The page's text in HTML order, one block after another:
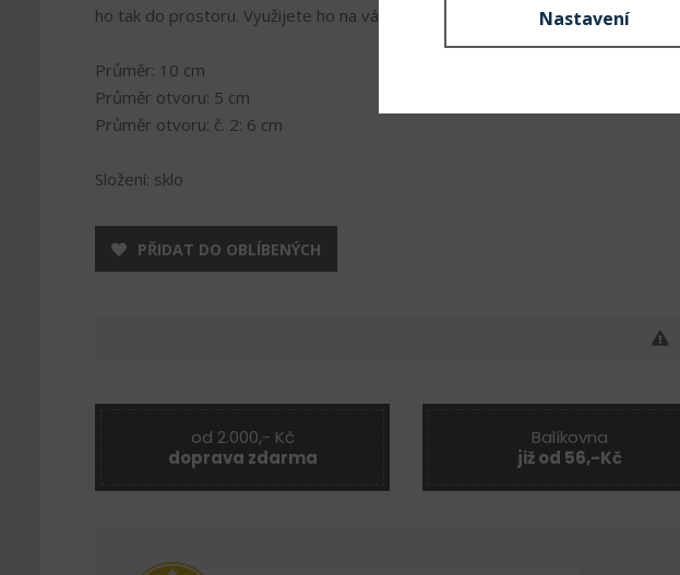
ho tak do prostoru. Využijete ho na vánoční i svatební dekorace.
Průměr: 10 cm
Průměr otvoru: 5 cm
Průměr otvoru: č. 2: 6 cm
Složení: sklo
PŘIDAT DO OBLÍBENÝCH
od 2.000,- Kč
doprava zdarma
Balíkovna
již od 56,-Kč
Nastavení